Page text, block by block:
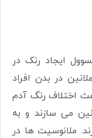
ایجاد رنک در
در بدن افراد
اختلاف رنگ آدم
می سازند و به
ملانوسیت ها در